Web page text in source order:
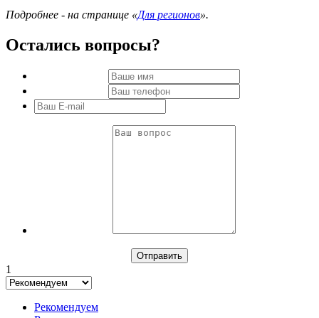
Подробнее - на странице «Для регионов».
Остались вопросы?
1
Рекомендуем